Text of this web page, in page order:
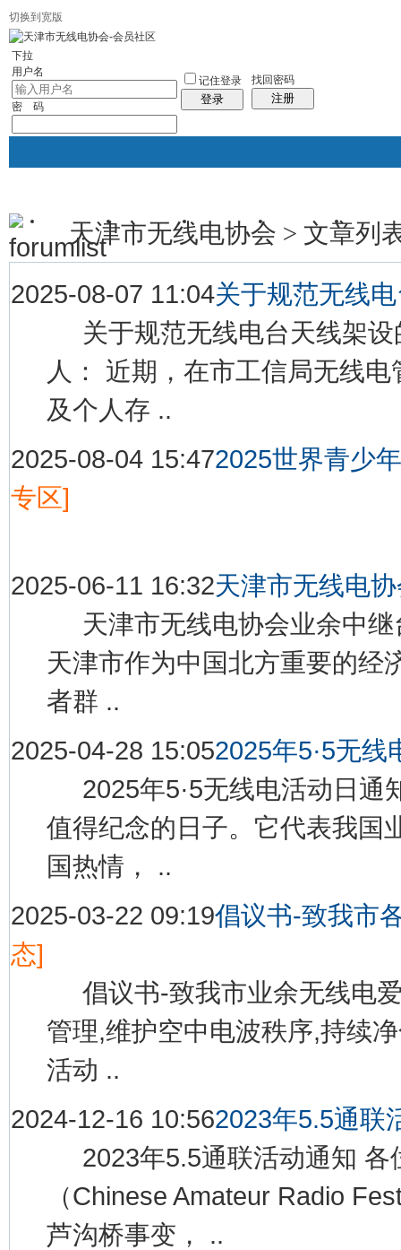
切换到宽版
下拉
用户名
密 码
记住登录
登录
找回密码
注册
协会首页 新闻中心 协会介绍 会员服务 资料
帖子
天津市无线电协会 > 文章列
2025-08-07 11:04关于规范无线
关于规范无线电台天线架设
人： 近期，在市工信局无线
及个人存 ..
2025-08-04 15:472025世界青少
专区]
2025-06-11 16:32天津市无线电
天津市无线电协会业余中继
天津市作为中国北方重要的经
者群 ..
2025-04-28 15:052025年5·5无线
2025年5·5无线电活动日通
值得纪念的日子。它代表我国
国热情， ..
2025-03-22 09:19倡议书-致我市
态]
倡议书-致我市业余无线电
管理,维护空中电波秩序,持续
活动 ..
2024-12-16 10:562023年5.5通联
2023年5.5通联活动通知 各
（Chinese Amateur Radio
芦沟桥事变， ..